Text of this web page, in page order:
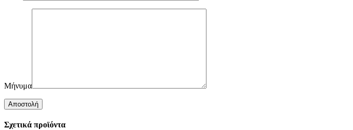
Μήνυμα
Σχετικά προϊόντα